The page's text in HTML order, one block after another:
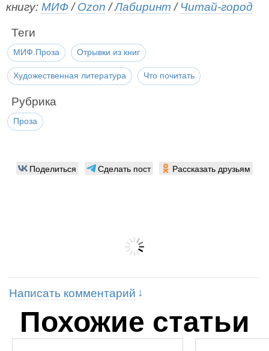
книгу: МИФ/Ozon /Лабиринт / Читай-город
Теги
МИФ.Проза Отрывки из книг
Художественная литература Что почитать
Рубрика
Проза
Поделиться Сделать пост Рассказать друзьям
Написать комментарий
Похожие статьи